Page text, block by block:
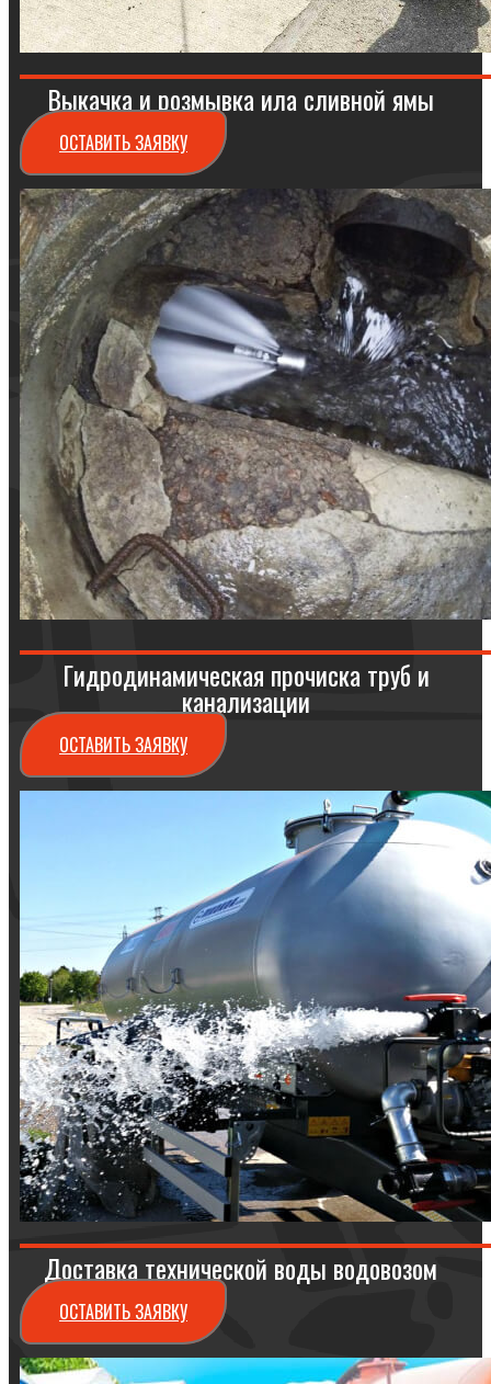
Выкачка и розмывка ила сливной ямы
ОСТАВИТЬ ЗАЯВКУ
Гидродинамическая прочиска труб и
канализации
ОСТАВИТЬ ЗАЯВКУ
Доставка технической воды водовозом
ОСТАВИТЬ ЗАЯВКУ